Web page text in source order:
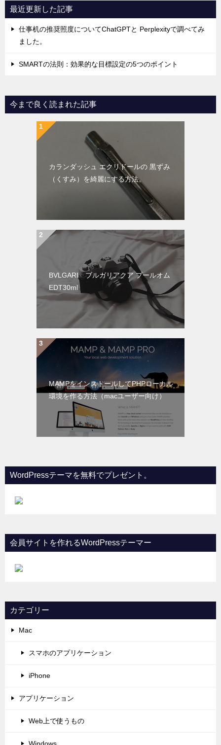
最近更新した記事
仕事机の推奨照度についてChatGPTと Perplexityで調べてみ
ました。
SMARTの法則：効果的な目標設定の5つのポイント
今まで良く読まれた記事
カランダッシュ エクリドールの 黒ずみ
（くすみ）を綺麗にする方法。
BVLGARI ブルガリアクア プールオム
EDT30ml
MAMPをインストールしてPHPローカル
環境を作る方法（macユーザー向け）
WordPressテーマを無料でプレゼント。
会員サイトを作れるWordPressテーマー
カテゴリー
Mac
スマホのアプリケーション
iPhone
アプリケーション
Web上で使うもの